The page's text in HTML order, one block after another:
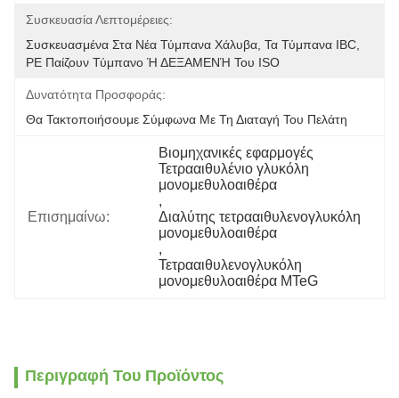
Συσκευασία Λεπτομέρειες:
Συσκευασμένα Στα Νέα Τύμπανα Χάλυβα, Τα Τύμπανα IBC,
PE Παίζουν Τύμπανο Ή ΔΕΞΑΜΕΝΉ Του ISO
Δυνατότητα Προσφοράς:
Θα Τακτοποιήσουμε Σύμφωνα Με Τη Διαταγή Του Πελάτη
Επισημαίνω:
Βιομηχανικές εφαρμογές
Τετρααιθυλένιο γλυκόλη
μονομεθυλοαιθέρα
,
Διαλύτης τετρααιθυλενογλυκόλη
μονομεθυλοαιθέρα
,
Τετρααιθυλενογλυκόλη
μονομεθυλοαιθέρα MTeG
Περιγραφή Του Προϊόντος